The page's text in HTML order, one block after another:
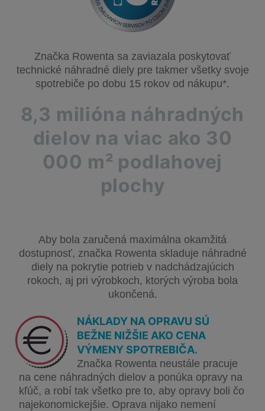
Značka Rowenta sa zaviazala poskytovať
technické náhradné diely pre takmer všetky svoje
spotrebiče po dobu 15 rokov od nákupu*.
8,3 milióna náhradných
dielov na viac ako 30
000 m² podlahovej
plochy
Aby bola zaručená maximálna okamžitá
dostupnosť, značka Rowenta skladuje náhradné
diely na pokrytie potrieb v nadchádzajúcich
rokoch, aj pri výrobkoch, ktorých výroba bola
ukončená.
NÁKLADY NA OPRAVU SÚ
BEŽNE NIŽŠIE AKO CENA
VÝMENY SPOTREBIČA.
Značka Rowenta neustále pracuje
na cene náhradných dielov a ponúka opravy na
kľúč, a robí tak všetko pre to, aby opravy boli čo
najekonomickejšie. Oprava nijako nemení